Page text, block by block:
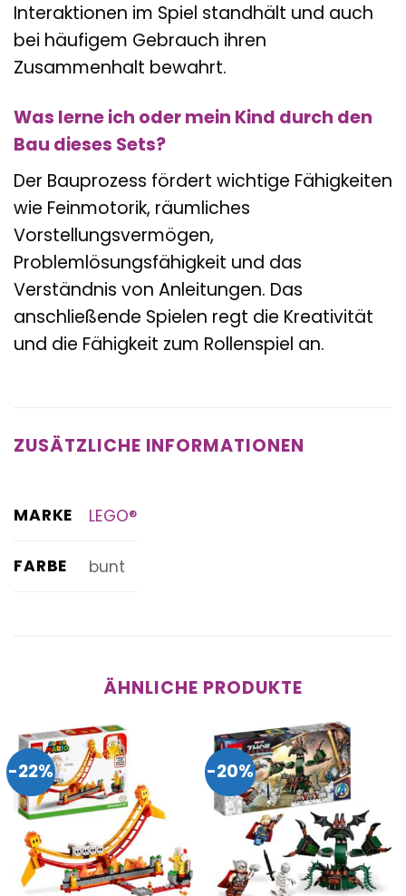
Interaktionen im Spiel standhält und auch
bei häufigem Gebrauch ihren
Zusammenhalt bewahrt.
Was lerne ich oder mein Kind durch den
Bau dieses Sets?
Der Bauprozess fördert wichtige Fähigkeiten
wie Feinmotorik, räumliches
Vorstellungsvermögen,
Problemlösungsfähigkeit und das
Verständnis von Anleitungen. Das
anschließende Spielen regt die Kreativität
und die Fähigkeit zum Rollenspiel an.
ZUSÄTZLICHE INFORMATIONEN
MARKE LEGO®
FARBE bunt
ÄHNLICHE PRODUKTE
-22% -20%